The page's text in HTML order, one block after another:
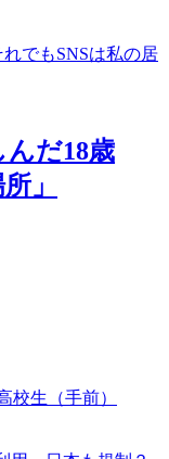
でもSNSは私の居
だ18歳
」